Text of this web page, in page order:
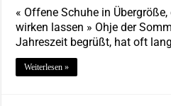
« Offene Schuhe in
wirken lassen » Ohje der
Jahreszeit begrüßt, hat oft
Weiterlesen »